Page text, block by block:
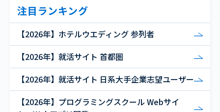
注目ランキング
【2026年】ホテルウエディング 参列者
【2026年】就活サイト 首都圏
【2026年】就活サイト 日系大手企業志望ユーザー
【2026年】プログラミングスクール Webサイ